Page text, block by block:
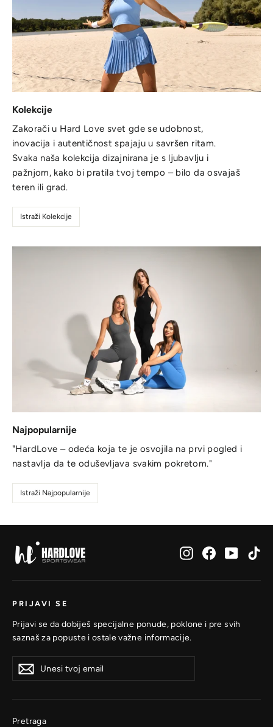
Kolekcije
Zakorači u Hard Love svet gde se udobnost,
inovacija i autentičnost spajaju u savršen ritam.
Svaka naša kolekcija dizajnirana je s ljubavlju i
pažnjom, kako bi pratila tvoj tempo – bilo da osvajaš
teren ili grad.
Istraži Kolekcije
Najpopularnije
"HardLove – odeća koja te je osvojila na prvi pogled i
nastavlja da te oduševljava svakim pokretom."
Istraži Najpopularnije
InstagramFacebook
PRIJAVI SE
Prijavi se da dobiješ specijalne ponude, poklone i pre svih
saznaš za popuste i ostale važne informacije.
tvoj
se
Prijavi
se
Pretraga